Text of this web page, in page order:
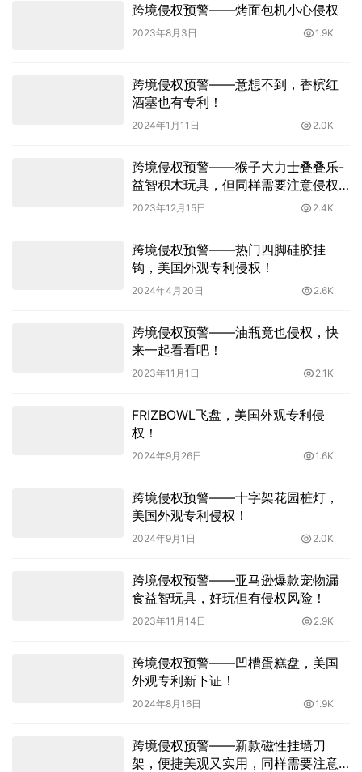
跨境侵权预警——烤面包机小心侵权
2023年8月3日 1.9K
跨境侵权预警——意想不到，香槟红
酒塞也有专利！
2024年1月11日 2.0K
跨境侵权预警——猴子大力士叠叠乐-
益智积木玩具，但同样需要注意侵权
风险！
2023年12月15日 2.4K
跨境侵权预警——热门四脚硅胶挂
钩，美国外观专利侵权！
2024年4月20日 2.6K
跨境侵权预警——油瓶竟也侵权，快
来一起看看吧！
2023年11月1日 2.1K
FRIZBOWL飞盘，美国外观专利侵
权！
2024年9月26日 1.6K
跨境侵权预警——十字架花园桩灯，
美国外观专利侵权！
2024年9月1日 2.0K
跨境侵权预警——亚马逊爆款宠物漏
食益智玩具，好玩但有侵权风险！
2023年11月14日 2.9K
跨境侵权预警——凹槽蛋糕盘，美国
外观专利新下证！
2024年8月16日 1.9K
跨境侵权预警——新款磁性挂墙刀
架，便捷美观又实用，同样需要注意